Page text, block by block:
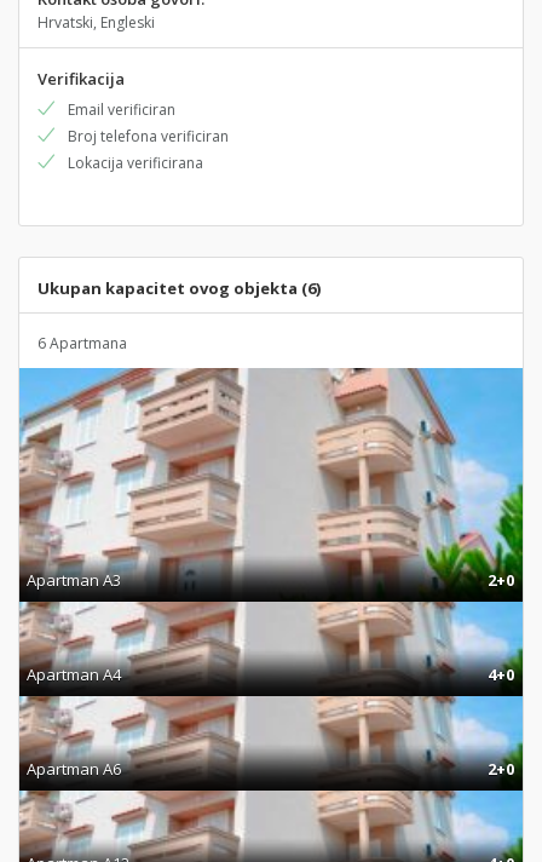
Hrvatski, Engleski
Verifikacija
Email verificiran
Broj telefona verificiran
Lokacija verificirana
Ukupan kapacitet ovog objekta (6)
6 Apartmana
Apartman A3 2+0
Apartman A4 4+0
Apartman A6 2+0